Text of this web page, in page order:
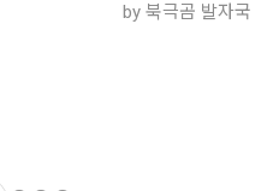
by 북극곰 발자국